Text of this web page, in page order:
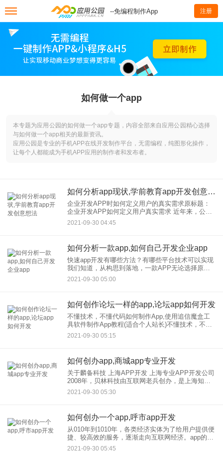
--免编程制作App 注册
如何做一个app
本专题为应用公园的如何做一个app专题，内容全部来自应用公园精心选择
与如何做一个app相关的最新资讯。
应用公园是专业的手机APP在线开发制作平台，无需编程，纯图形化操作，
让每个人都能成为手机APP应用的制作者和发布者。
如何分析app现状,学前教育app开发创意想法
企业开发APP时如何定义用户的真实需求原标题：
企业开发APP如何定义用户真实需求 近年来，公司
在开发自己的应用程序中常见的错误是为用户做决
定。但事实上，企业发展重要的是了解用户的真实
2021-09-30 04:45
如何分析一款app,如何自己开发企业app
快速app开发有哪些方法？有哪些平台技术可以实现
我们知道，从构思到落地，一款APP无论选择原生
开发还是混合技术开发，都要经过六个步骤：需求
梳理分析、产品原型设计、UI设计、App前后开发，
2021-09-30 05:00
如何创作论坛一样的app,论坛app如何开发
不懂技术，不懂代码如何制作App,使用追信魔盒工
具软件制作App教程(适合个人站长)不懂技术，不会
编码的制作APP，使用魔盒工具制作APP教程(适合
个人站长) 如今App已经成为移动互联网流量的主
2021-09-30 05:15
如何创办app,商城app专业开发
关于麟备科技 上海APP开发 上海专业APP开发公司
2008年，贝林科技由互联网老兵创办，是上海知名
网络品牌。目前已在公司发展为三家分公司，10年
来，上海贝林科技坚持“专业、诚信、价值、创新”的
2021-09-30 05:30
如何创办一个app,呼市app开发
从010年到1010年，各类经济实体为了给用户提供便
捷、较高效的服务，逐渐走向互联网经济。app的开
发必须基于专业技术才能发展稳定的性能。在这
里，我将介绍一款专业APP，开发公司——万动力
2021-09-30 05:45